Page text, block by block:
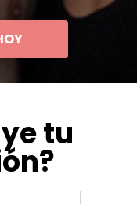
tu